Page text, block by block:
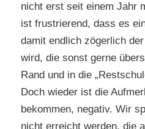
nicht erst seit einem Jahr
ist frustrierend, dass es
damit endlich zögerlich
wird, die sonst gerne
Rand und in die
Doch wieder ist die
bekommen, negativ. Wir
nicht erreicht werden, die